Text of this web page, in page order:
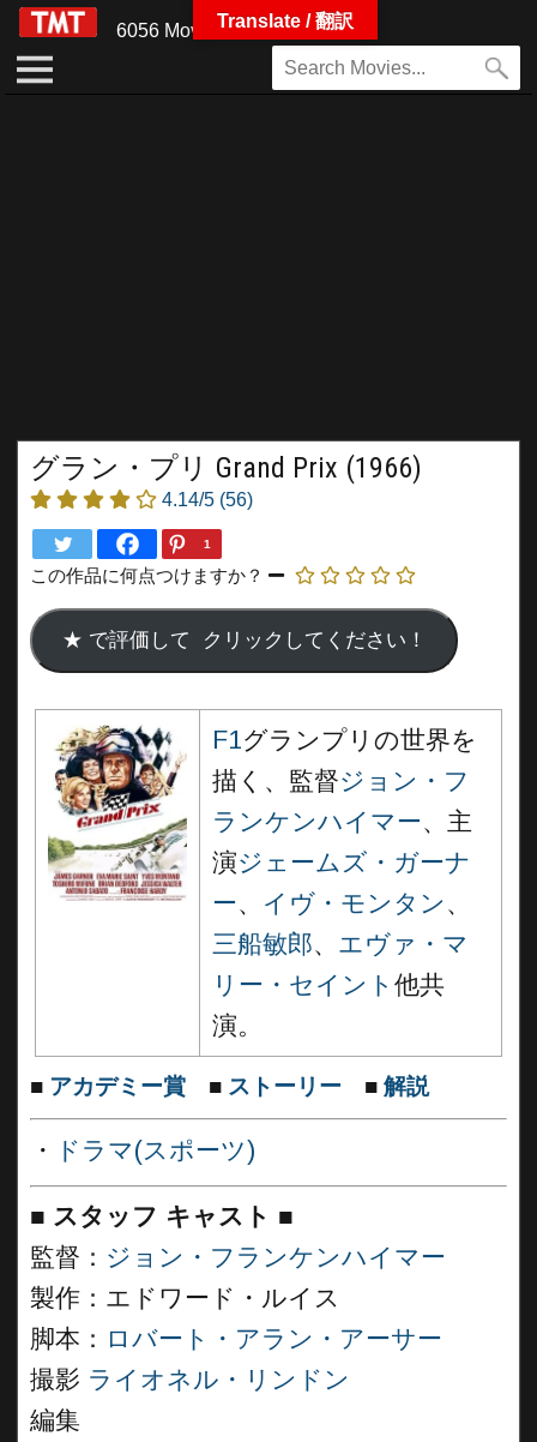
6056 Movies
グラン・プリ Grand Prix (1966)
4.14/5 (56)
1
この作品に何点つけますか？
F1グランプリの世界を
描く、監督ジョン・フ
ランケンハイマー、 主
演ジェームズ・ガーナ
ー、 イヴ・モンタン 、
三船敏郎、 エヴァ・マ
リー・セイント 他共
演。
■ アカデミー賞 ■ ストーリー ■ 解説
・ ドラマ(スポーツ)
■ スタッフ キャスト ■
監督： ジョン・フランケンハイマー
製作：エドワード・ルイス
脚本： ロバート・アラン・アーサー
撮影 ライオネル・リンドン
編集
Translate / 翻訳